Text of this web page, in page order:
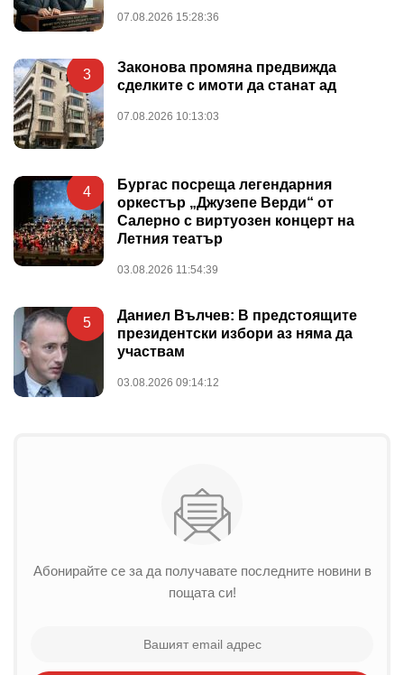
07.08.2026 15:28:36
3
Законова промяна предвижда
сделките с имоти да станат ад
07.08.2026 10:13:03
4
Бургас посреща легендарния
оркестър „Джузепе Верди“ от
Салерно с виртуозен концерт на
Летния театър
03.08.2026 11:54:39
5
Даниел Вълчев: В предстоящите
президентски избори аз няма да
участвам
03.08.2026 09:14:12
Абонирайте се за да получавате последните новини в
пощата си!